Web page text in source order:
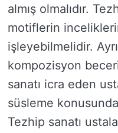
almış olmalıdır.
motiflerin
işleyebilmelidir.
kompozisyon
sanatı icra eden
süsleme
Tezhip sanatı